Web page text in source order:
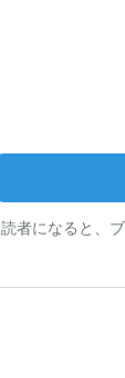
読者になると、